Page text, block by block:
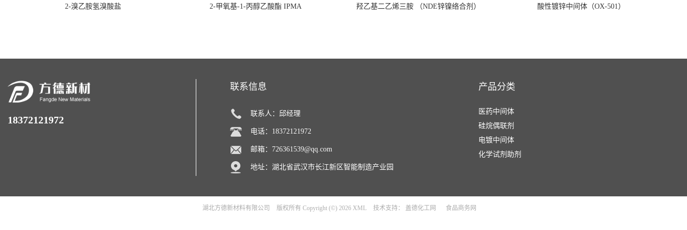
2-溴乙胺氢溴酸盐 2-甲氧基-1-丙醇乙酸酯 IPMA 羟乙基二乙烯三胺 （NDE锌镍络合剂） 酸性镀锌中间体（OX-501）
18372121972
联系信息
联系人：邱经理
电话：18372121972
邮箱： 726361539@qq.com
地址：湖北省武汉市长江新区智能制造产业园
产品分类
医药中间体
硅烷偶联剂
电镀中间体
化学试剂助剂
湖北方德新材料有限公司 版权所有 Copyright (©) 2026 XML 技术支持： 盖德化工网 食品商务网